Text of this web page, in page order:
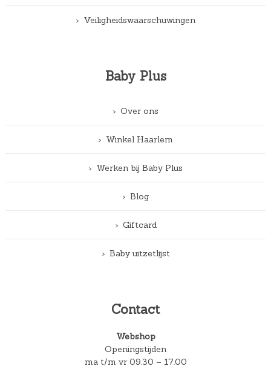
Veiligheidswaarschuwingen
Baby Plus
Over ons
Winkel Haarlem
Werken bij Baby Plus
Blog
Giftcard
Baby uitzetlijst
Contact
Webshop
Openingstijden
ma t/m vr 09.30 – 17.00